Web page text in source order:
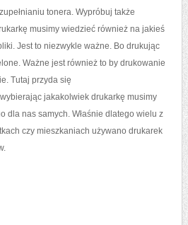
tonera. Wypróbuj także
musimy wiedzieć również na jakieś
Jest to niezwykle ważne. Bo drukując
Ważne jest również to by drukowanie
Tutaj przyda się
jakakolwiek drukarkę musimy
dla nas samych. Właśnie dlatego wielu z
czy mieszkaniach używano drukarek